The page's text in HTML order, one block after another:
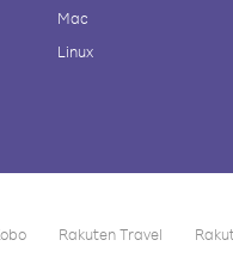
Mac
Linux
Rakuten Travel